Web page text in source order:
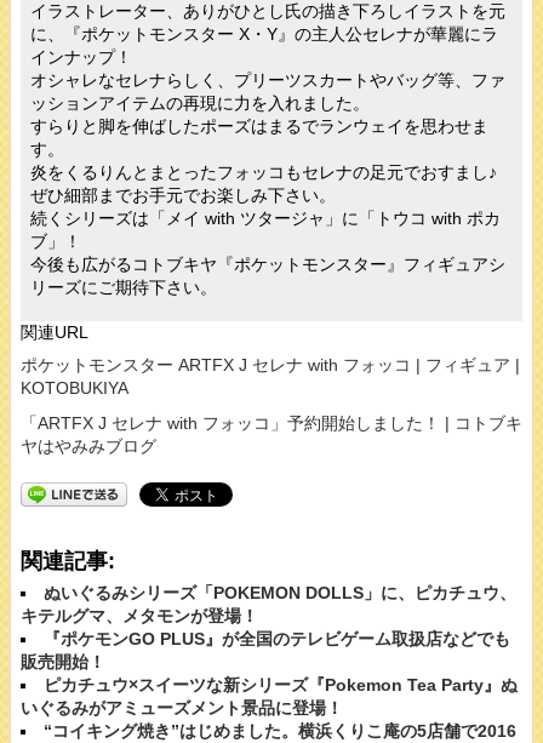
イラストレーター、ありがひとし氏の描き下ろしイラストを元
に、『ポケットモンスター X・Y』の主人公セレナが華麗にラ
インナップ！
オシャレなセレナらしく、プリーツスカートやバッグ等、ファ
ッションアイテムの再現に力を入れました。
すらりと脚を伸ばしたポーズはまるでランウェイを思わせま
す。
炎をくるりんとまとったフォッコもセレナの足元でおすまし♪
ぜひ細部までお手元でお楽しみ下さい。
続くシリーズは「メイ with ツタージャ」に「トウコ with ポカ
ブ」！
今後も広がるコトブキヤ『ポケットモンスター』フィギュアシ
リーズにご期待下さい。
関連URL
ポケットモンスター ARTFX J セレナ with フォッコ | フィギュア |
KOTOBUKIYA
「ARTFX J セレナ with フォッコ」予約開始しました！ | コトブキ
ヤはやみみブログ
関連記事:
ぬいぐるみシリーズ「POKEMON DOLLS」に、ピカチュウ、
キテルグマ、メタモンが登場！
『ポケモンGO PLUS』が全国のテレビゲーム取扱店などでも
販売開始！
ピカチュウ×スイーツな新シリーズ『Pokemon Tea Party』ぬ
いぐるみがアミューズメント景品に登場！
“コイキング焼き”はじめました。横浜くりこ庵の5店舗で2016